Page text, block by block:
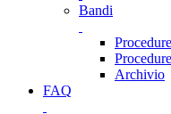
Bandi
Archivio
FAQ